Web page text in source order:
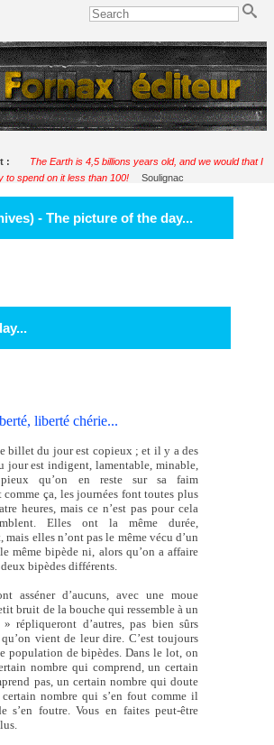
:
The Earth is 4,5 billions years old, and we would that I
to spend on it less than 100!
Soulignac
- The picture of the day...
liberté chérie...
billet du jour est copieux ; et il y a des
est indigent, lamentable, minable,
qu’on en reste sur sa faim
ça, les journées font toutes plus
heures, mais ce n’est pas pour cela
Elles ont la même durée,
elles n’ont pas le même vécu d’un
même bipède ni, alors qu’on a affaire
bipèdes différents.
asséner d’aucuns, avec une moue
bruit de la bouche qui ressemble à un
répliqueront d’autres, pas bien sûrs
vient de leur dire. C’est toujours
population de bipèdes. Dans le lot, on
nombre qui comprend, un certain
pas, un certain nombre qui doute
nombre qui s’en fout comme il
s’en foutre. Vous en faites peut-être